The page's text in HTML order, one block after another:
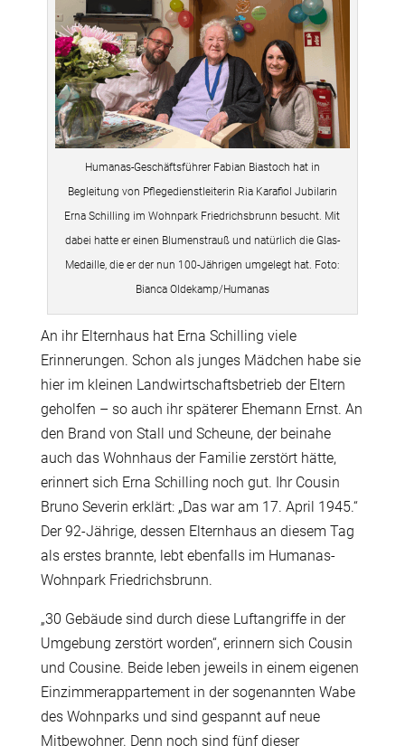
Humanas-Geschäftsführer Fabian Biastoch hat in
Begleitung von Pflegedienstleiterin Ria Karafiol Jubilarin
Erna Schilling im Wohnpark Friedrichsbrunn besucht. Mit
dabei hatte er einen Blumenstrauß und natürlich die Glas-
Medaille, die er der nun 100-Jährigen umgelegt hat. Foto:
Bianca Oldekamp/Humanas
An ihr Elternhaus hat Erna Schilling viele
Erinnerungen. Schon als junges Mädchen habe sie
hier im kleinen Landwirtschaftsbetrieb der Eltern
geholfen – so auch ihr späterer Ehemann Ernst. An
den Brand von Stall und Scheune, der beinahe
auch das Wohnhaus der Familie zerstört hätte,
erinnert sich Erna Schilling noch gut. Ihr Cousin
Bruno Severin erklärt: „Das war am 17. April 1945.“
Der 92-Jährige, dessen Elternhaus an diesem Tag
als erstes brannte, lebt ebenfalls im Humanas-
Wohnpark Friedrichsbrunn.
„30 Gebäude sind durch diese Luftangriffe in der
Umgebung zerstört worden“, erinnern sich Cousin
und Cousine. Beide leben jeweils in einem eigenen
Einzimmerappartement in der sogenannten Wabe
des Wohnparks und sind gespannt auf neue
Mitbewohner. Denn noch sind fünf dieser